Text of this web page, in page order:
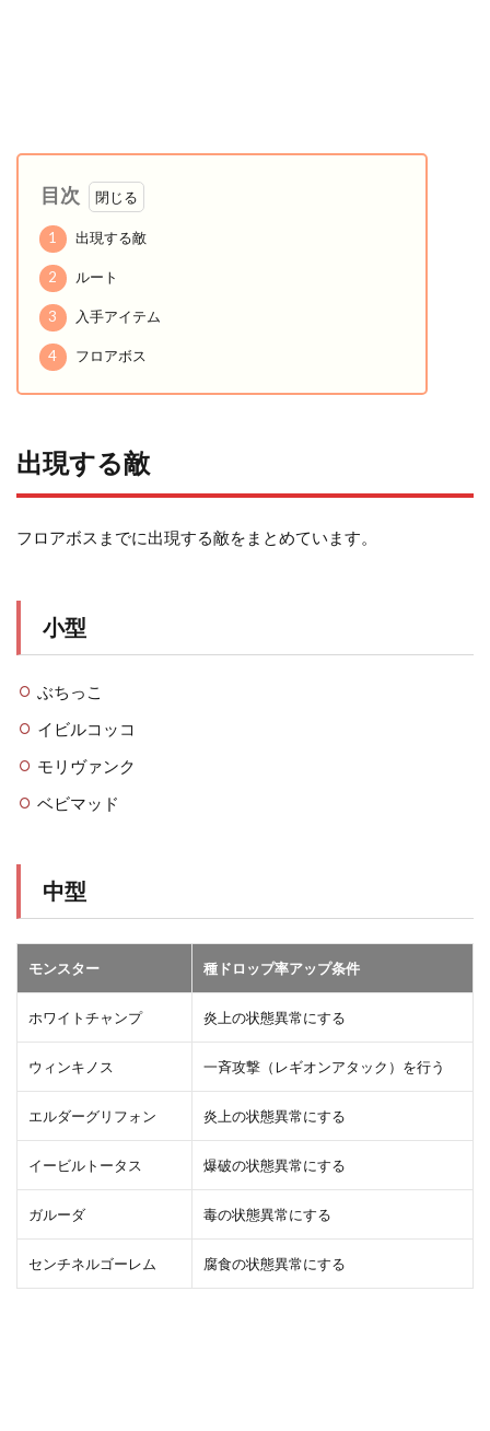
目次
1 出現する敵
2 ルート
3 入手アイテム
4 フロアボス
出現する敵
フロアボスまでに出現する敵をまとめています。
小型
ぶちっこ
イビルコッコ
モリヴァンク
ベビマッド
中型
モンスター 種ドロップ率アップ条件
ホワイトチャンプ 炎上の状態異常にする
ウィンキノス 一斉攻撃（レギオンアタック）を行う
エルダーグリフォン 炎上の状態異常にする
イービルトータス 爆破の状態異常にする
ガルーダ 毒の状態異常にする
センチネルゴーレム 腐食の状態異常にする